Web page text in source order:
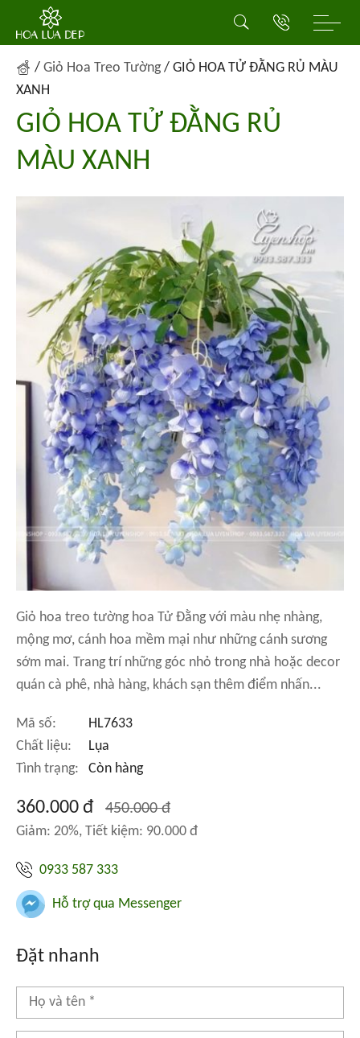
/ Giỏ Hoa Treo Tường / GIỎ HOA TỬ ĐẰNG RỦ MÀU
XANH
GIỎ HOA TỬ ĐẰNG RỦ
MÀU XANH
Giỏ hoa treo tường hoa Tử Đằng với màu nhẹ nhàng,
mộng mơ, cánh hoa mềm mại như những cánh sương
sớm mai. Trang trí những góc nhỏ trong nhà hoặc decor
quán cà phê, nhà hàng, khách sạn thêm điểm nhấn...
Mã số:
HL7633
Chất liệu:
Lụa
Tình trạng:
Còn hàng
360.000 đ 450.000 đ
Giảm: 20%, Tiết kiệm: 90.000 đ
0933 587 333
Hỗ trợ qua Messenger
Đặt nhanh